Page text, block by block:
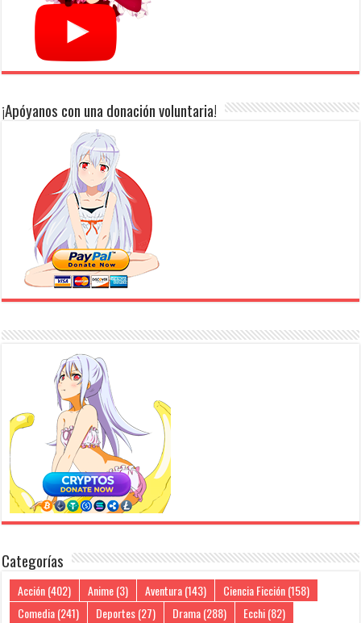
¡Apóyanos con una donación voluntaria!
Categorías
Acción(402) Anime(3) Aventura(143) Ciencia Ficción(158)
Comedia(241) Deportes(27) Drama(288) Ecchi(82)